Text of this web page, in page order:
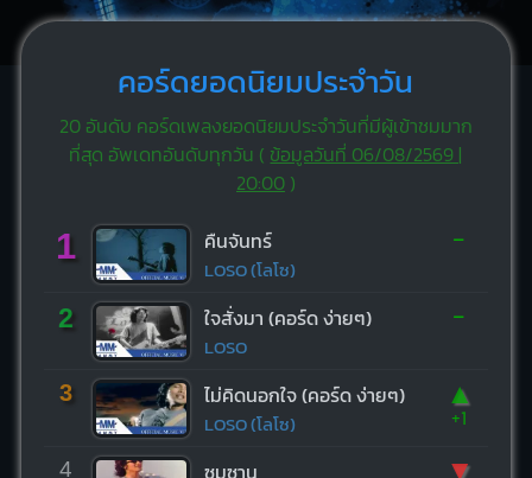
คอร์ดยอดนิยมประจำวัน
20 อันดับ คอร์ดเพลงยอดนิยมประจำวันที่มีผู้เข้าชมมาก
ที่สุด อัพเดทอันดับทุกวัน ( ข้อมูลวันที่ 06/08/2569 |
20:00)
1 คืนจันทร์
LOSO (โลโซ)
-
2 ใจสั่งมา (คอร์ด ง่ายๆ)
LOSO
-
3 ไม่คิดนอกใจ (คอร์ด ง่ายๆ)
LOSO (โลโซ)
▲
+1
4 ซมซาน